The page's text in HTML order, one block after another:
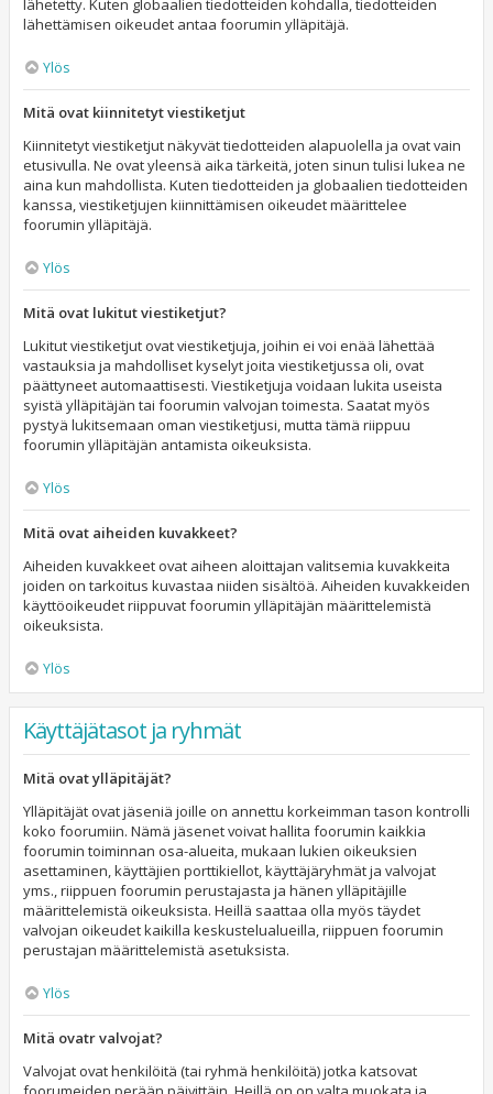
lähetetty. Kuten globaalien tiedotteiden kohdalla, tiedotteiden
lähettämisen oikeudet antaa foorumin ylläpitäjä.
Ylös
Mitä ovat kiinnitetyt viestiketjut
Kiinnitetyt viestiketjut näkyvät tiedotteiden alapuolella ja ovat vain
etusivulla. Ne ovat yleensä aika tärkeitä, joten sinun tulisi lukea ne
aina kun mahdollista. Kuten tiedotteiden ja globaalien tiedotteiden
kanssa, viestiketjujen kiinnittämisen oikeudet määrittelee
foorumin ylläpitäjä.
Ylös
Mitä ovat lukitut viestiketjut?
Lukitut viestiketjut ovat viestiketjuja, joihin ei voi enää lähettää
vastauksia ja mahdolliset kyselyt joita viestiketjussa oli, ovat
päättyneet automaattisesti. Viestiketjuja voidaan lukita useista
syistä ylläpitäjän tai foorumin valvojan toimesta. Saatat myös
pystyä lukitsemaan oman viestiketjusi, mutta tämä riippuu
foorumin ylläpitäjän antamista oikeuksista.
Ylös
Mitä ovat aiheiden kuvakkeet?
Aiheiden kuvakkeet ovat aiheen aloittajan valitsemia kuvakkeita
joiden on tarkoitus kuvastaa niiden sisältöä. Aiheiden kuvakkeiden
käyttöoikeudet riippuvat foorumin ylläpitäjän määrittelemistä
oikeuksista.
Ylös
Käyttäjätasot ja ryhmät
Mitä ovat ylläpitäjät?
Ylläpitäjät ovat jäseniä joille on annettu korkeimman tason kontrolli
koko foorumiin. Nämä jäsenet voivat hallita foorumin kaikkia
foorumin toiminnan osa-alueita, mukaan lukien oikeuksien
asettaminen, käyttäjien porttikiellot, käyttäjäryhmät ja valvojat
yms., riippuen foorumin perustajasta ja hänen ylläpitäjille
määrittelemistä oikeuksista. Heillä saattaa olla myös täydet
valvojan oikeudet kaikilla keskustelualueilla, riippuen foorumin
perustajan määrittelemistä asetuksista.
Ylös
Mitä ovatr valvojat?
Valvojat ovat henkilöitä (tai ryhmä henkilöitä) jotka katsovat